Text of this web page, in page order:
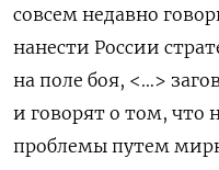
совсем недавно
нанести России
на поле боя, <…>
и говорят о том, что
проблемы путем